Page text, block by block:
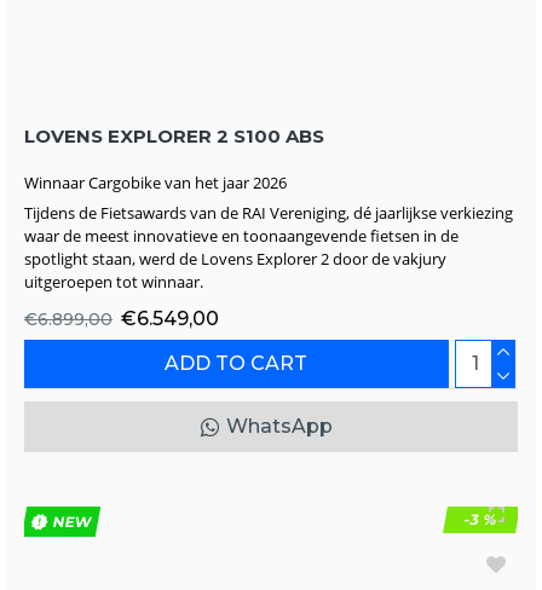
LOVENS EXPLORER 2 S100 ABS
Winnaar Cargobike van het jaar 2026
Tijdens de Fietsawards van de RAI Vereniging, dé jaarlijkse verkiezing
waar de meest innovatieve en toonaangevende fietsen in de
spotlight staan, werd de Lovens Explorer 2 door de vakjury
uitgeroepen tot winnaar.
€6.549,00
€6.899,00
ADD TO CART
WhatsApp
NEW -3 %